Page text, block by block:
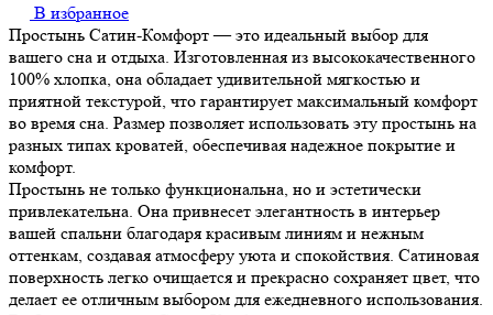
В избранное
Простынь Сатин-Комфорт — это идеальный выбор для
вашего сна и отдыха. Изготовленная из высококачественного
100% хлопка, она обладает удивительной мягкостью и
приятной текстурой, что гарантирует максимальный комфорт
во время сна. Размер позволяет использовать эту простынь на
разных типах кроватей, обеспечивая надежное покрытие и
комфорт.
Простынь не только функциональна, но и эстетически
привлекательна. Она привнесет элегантность в интерьер
вашей спальни благодаря красивым линиям и нежным
оттенкам, создавая атмосферу уюта и спокойствия. Сатиновая
поверхность легко очищается и прекрасно сохраняет цвет, что
делает ее отличным выбором для ежедневного использования.